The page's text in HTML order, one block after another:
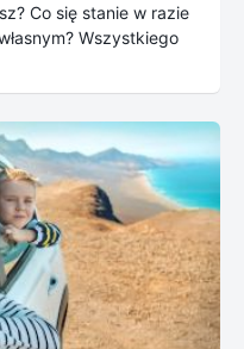
Co się stanie w razie
Wszystkiego